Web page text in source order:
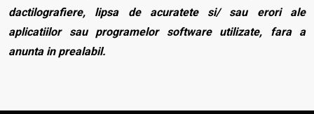
dactilografiere, lipsa de acuratete si/ sau erori ale
aplicatiilor sau programelor software utilizate, fara a
anunta in prealabil.